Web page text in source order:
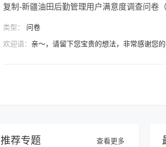
复制-新疆油田后勤管理用户满意度调查问卷（
类型：
问卷
欢迎语： 亲～，请留下您宝贵的想法，非常感谢您的
推荐专题 查看更多